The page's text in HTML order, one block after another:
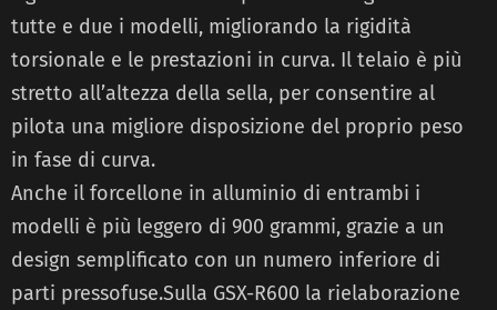
tutte e due i modelli, migliorando la rigidità
torsionale e le prestazioni in curva. Il telaio è più
stretto all’altezza della sella, per consentire al
pilota una migliore disposizione del proprio peso
in fase di curva.
Anche il forcellone in alluminio di entrambi i
modelli è più leggero di 900 grammi, grazie a un
design semplificato con un numero inferiore di
parti pressofuse.Sulla GSX-R600 la rielaborazione